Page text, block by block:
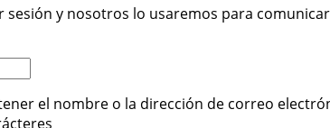
sesión y nosotros lo usaremos para
el nombre o la dirección de correo